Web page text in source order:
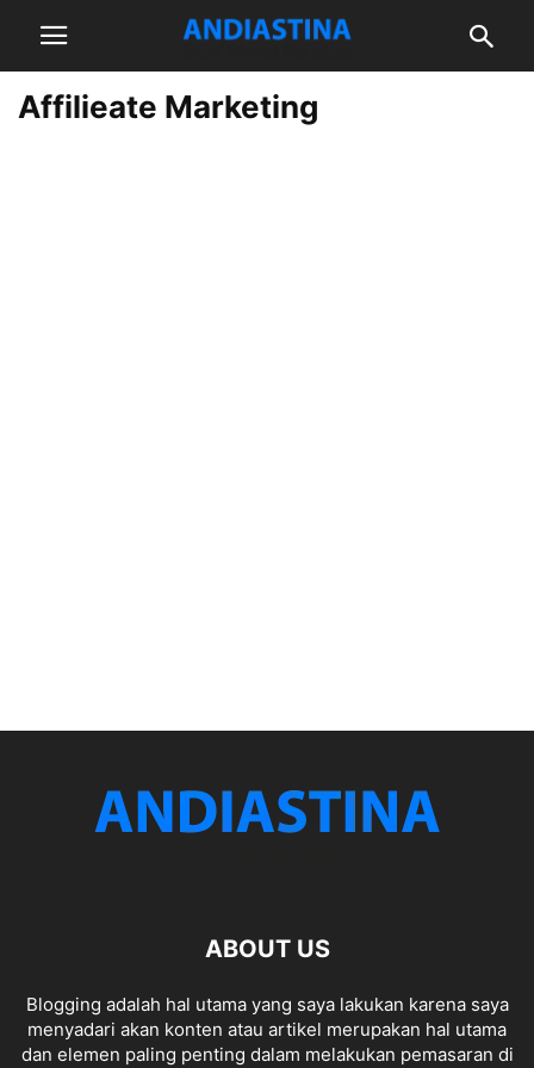
Affilieate Marketing
ABOUT US
Blogging adalah hal utama yang saya lakukan karena saya
menyadari akan konten atau artikel merupakan hal utama
dan elemen paling penting dalam melakukan pemasaran di